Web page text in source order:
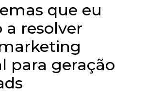
que eu
a resolver
para geração